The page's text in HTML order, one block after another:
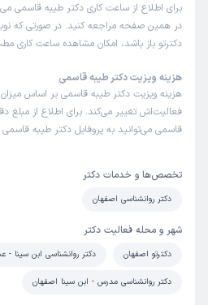
برای اطلاع از ساعت کاری دکتر طیبه قاسمی
در همین صفحه مراجعه کنید. در صورتی که
دکترتو باز باشد، امکان مشاهده ساعت کاری
هزینه ویزیت دکتر طیبه قاسمی
هزینه ویزیت دکتر طیبه قاسمی بر اساس
فعالیت‌اش تغییر می‌کند. برای اطلاع از مبلغ
قاسمی می‌توانید به پروفایل دکتر طیبه قاسمی
تخصص‌ها و خدمات دکتر
دکتر روانشناسی اصفهان
شهر و محله فعالیت دکتر
دکترتو اصفهان دکتر روانشناسی ابن سینا -
دکتر روانشناسی مدرس - ابن سینا اصفهان